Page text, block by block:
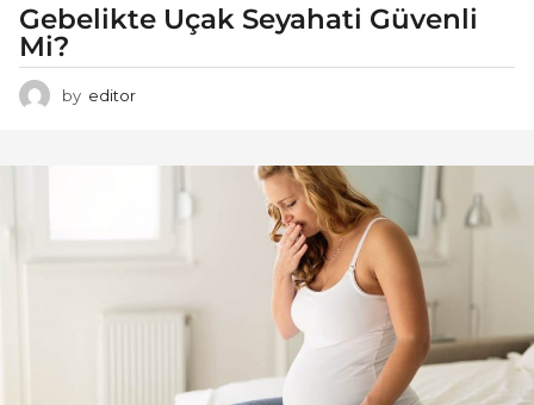
Gebelikte Uçak Seyahati Güvenli
Mi?
by editor